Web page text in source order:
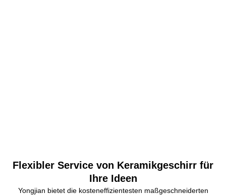
Flexibler Service von Keramikgeschirr für
Ihre Ideen
Yongjian bietet die kosteneffizientesten maßgeschneiderten